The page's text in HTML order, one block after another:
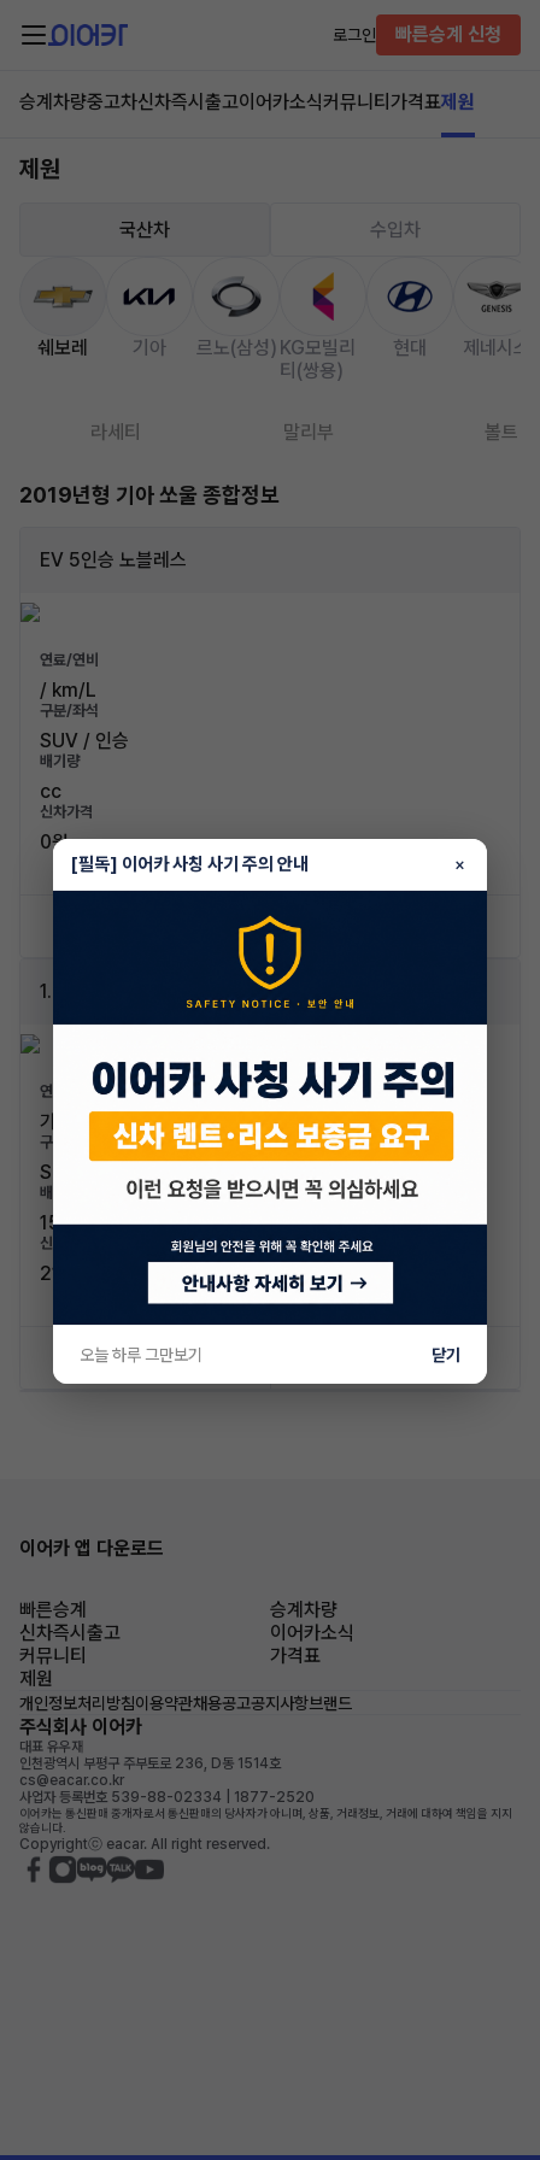
로그인 빠른승계 신청
승계차량중고차신차즉시출고이어카소식커뮤니티 가격표제원
제원
국산차 수입차
쉐보레 기아 르노(삼성) KG모빌리
티(쌍용)
현대 제네시스
라세티 말리부 볼트
2019년형 기아 쏘울 종합정보
EV 5인승 노블레스
연료/연비
/ km/L
구분/좌석
SUV / 인승
배기량
cc
신차가격
0원
1.6 T-GDI 노블레스
연료/연비
가솔린 / 12.4km/L (3등급)
구분/좌석
SUV / 5인승
배기량
1591cc
신차가격
21,500,000원
신차 문의하기
이어카 앱 다운로드
빠른승계
승계차량
신차즉시출고
이어카소식
커뮤니티
가격표
제원
개인정보처리방침이용약관채용공고공지사항브랜드
주식회사 이어카
대표 유우재
인천광역시 부평구 주부토로 236, D동 1514호
cs@eacar.co.kr
사업자 등록번호 539-88-02334 | 1877-2520
이어카는 통신판매 중개자로서 통신판매의 당사자가 아니며, 상품, 거래정보, 거래에 대하여 책임을 지지
않습니다.
Copyrightⓒ eacar. All right reserved.
[필독] 이어카 사칭 사기 주의 안내 ×
오늘 하루 그만보기 닫기